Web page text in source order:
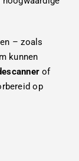
– zoals
kunnen
of
op